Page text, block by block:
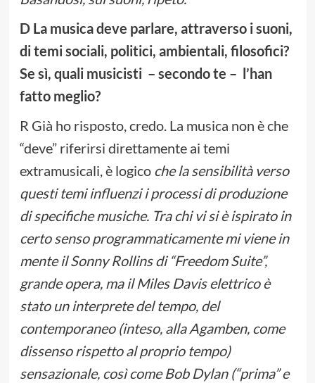
D La musica deve parlare, attraverso i suoni,
di temi sociali, politici, ambientali, filosofici?
Se sì, quali musicisti – secondo te – l’han
fatto meglio?
R Già ho risposto, credo. La musica non è che
“deve” riferirsi direttamente ai temi
extramusicali, è logico che la sensibilità verso
questi temi influenzi i processi di produzione
di specifiche musiche. Tra chi vi si è ispirato in
certo senso programmaticamente mi viene in
mente il Sonny Rollins di “Freedom Suite”,
grande opera, ma il Miles Davis elettrico è
stato un interprete del tempo, del
contemporaneo (inteso, alla Agamben, come
dissenso rispetto al proprio tempo)
sensazionale, così come Bob Dylan (“prima” e